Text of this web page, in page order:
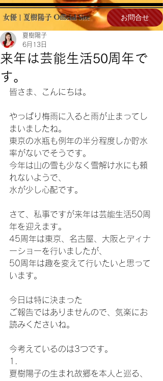
お問合せ
女優 | 夏樹陽子 Official Site
来年は芸能生活50周年で
す。
夏樹陽子
6月13日
皆さま、こんにちは。
やっぱり梅雨に入ると雨が止まってし
まいましたね。
東京の水瓶も例年の半分程度しか貯水
率がないでそうです。
今年は山の雪も少なく雪解け水にも頼
れないようで、
水が少し心配です。
さて、私事ですが来年は芸能生活50周
年を迎えます。
45周年は東京、名古屋、大阪とディナ
ーショーを行いましたが、
50周年は趣を変えて行いたいと思って
います。
今日は特に決まった
ご報告ではありませんので、気楽にお
読みくださいね。
今考えているのは3つです。
1.
夏樹陽子の生まれ故郷を本人と巡る、